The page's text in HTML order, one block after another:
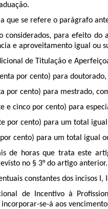
que se refere o parágrafo
considerados, para efeito
e aproveitamento igual ou
de Titulação e
por cento) para
por cento) para mestrado,
e cinco por cento) para
por cento) para um total
cento) para um total igual
de horas que trata este
no § 3° do artigo anterior.
constantes dos incisos
de Incentivo à
se-á aos